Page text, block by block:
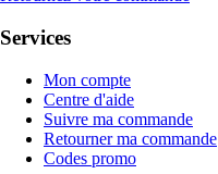
Services
Mon compte
Centre d'aide
Suivre ma commande
Retourner ma commande
Codes promo